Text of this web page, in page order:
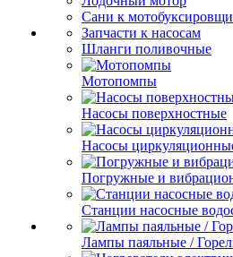
Сани к
Запчасти к насосам
Шланги поливочные
Мотопомпы
Насосы поверхностные
Насосы
Погружные и
Станции насосные
Лампы паяльные /